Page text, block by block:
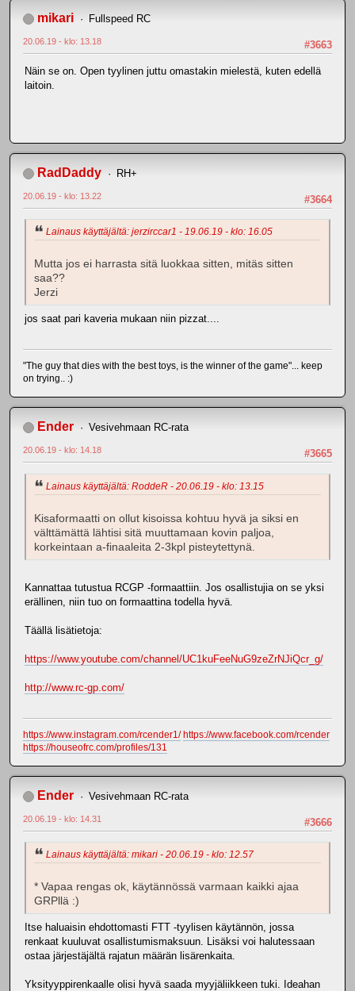
mikari Fullspeed RC
#3663
20.06.19 - klo: 13.18
Näin se on. Open tyylinen juttu omastakin mielestä, kuten edellä
laitoin.
RadDaddy RH+
#3664
20.06.19 - klo: 13.22
Lainaus käyttäjältä: jerzirccar1 - 19.06.19 - klo: 16.05
Mutta jos ei harrasta sitä luokkaa sitten, mitäs sitten
saa??
Jerzi
jos saat pari kaveria mukaan niin pizzat....
"The guy that dies with the best toys, is the winner of the game"... keep
on trying.. :)
Ender Vesivehmaan RC-rata
#3665
20.06.19 - klo: 14.18
Lainaus käyttäjältä: RoddeR - 20.06.19 - klo: 13.15
Kisaformaatti on ollut kisoissa kohtuu hyvä ja siksi en
välttämättä lähtisi sitä muuttamaan kovin paljoa,
korkeintaan a-finaaleita 2-3kpl pisteytettynä.
Kannattaa tutustua RCGP -formaattiin. Jos osallistujia on se yksi
erällinen, niin tuo on formaattina todella hyvä.
Täällä lisätietoja:
https://www.youtube.com/channel/UC1kuFeeNuG9zeZrNJiQcr_g/
http://www.rc-gp.com/
https://www.instagram.com/rcender1/ https://www.facebook.com/rcender
https://houseofrc.com/profiles/131
Ender Vesivehmaan RC-rata
#3666
20.06.19 - klo: 14.31
Lainaus käyttäjältä: mikari - 20.06.19 - klo: 12.57
* Vapaa rengas ok, käytännössä varmaan kaikki ajaa
GRPllä :)
Itse haluaisin ehdottomasti FTT -tyylisen käytännön, jossa
renkaat kuuluvat osallistumismaksuun. Lisäksi voi halutessaan
ostaa järjestäjältä rajatun määrän lisärenkaita.
Yksityyppirenkaalle olisi hyvä saada myyjäliikkeen tuki. Ideahan